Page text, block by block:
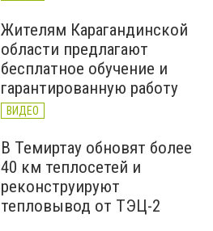
Жителям Карагандинской
области предлагают
бесплатное обучение и
гарантированную работу
ВИДЕО
В Темиртау обновят более
40 км теплосетей и
реконструируют
тепловывод от ТЭЦ-2